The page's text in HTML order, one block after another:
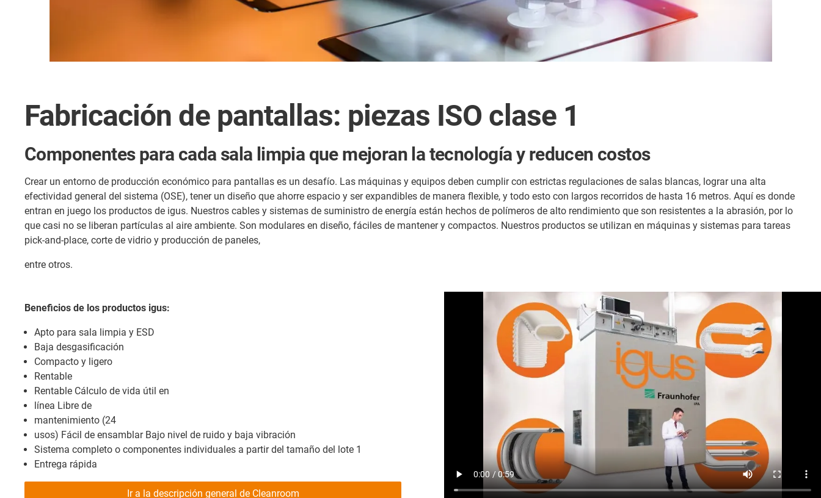
Fabricación de pantallas: piezas ISO clase 1
Componentes para cada sala limpia que mejoran la tecnología y reducen costos
Crear un entorno de producción económico para pantallas es un desafío. Las máquinas y equipos deben cumplir con estrictas regulaciones de salas blancas, lograr una alta
efectividad general del sistema (OSE), tener un diseño que ahorre espacio y ser expandibles de manera flexible, y todo esto con largos recorridos de hasta 16 metros. Aquí es donde
entran en juego los productos de igus. Nuestros cables y sistemas de suministro de energía están hechos de polímeros de alto rendimiento que son resistentes a la abrasión, por lo
que casi no se liberan partículas al aire ambiente. Son modulares en diseño, fáciles de mantener y compactos. Nuestros productos se utilizan en máquinas y sistemas para tareas
pick-and-place, corte de vidrio y producción de paneles,
entre otros.
Beneficios de los productos igus:
Apto para sala limpia y ESD
Baja desgasificación
Compacto y ligero
Rentable
Rentable Cálculo de vida útil en
línea Libre de
mantenimiento (24
usos) Fácil de ensamblar Bajo nivel de ruido y baja vibración
Sistema completo o componentes individuales a partir del tamaño del lote 1
Entrega rápida
Ir a la descripción general de Cleanroom